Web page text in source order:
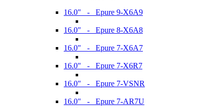
16.0" - Epure 9-X6A9
16.0" - Epure 8-X6A8
16.0" - Epure 7-X6A7
16.0" - Epure 7-X6R7
16.0" - Epure 7-VSNR
16.0" - Epure 7-AR7U